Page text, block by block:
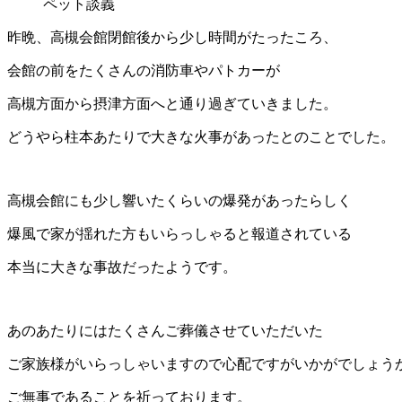
ペット談義
昨晩、高槻会館閉館後から少し時間がたったころ、
会館の前をたくさんの消防車やパトカーが
高槻方面から摂津方面へと通り過ぎていきました。
どうやら柱本あたりで大きな火事があったとのことでした。
高槻会館にも少し響いたくらいの爆発があったらしく
爆風で家が揺れた方もいらっしゃると報道されている
本当に大きな事故だったようです。
あのあたりにはたくさんご葬儀させていただいた
ご家族様がいらっしゃいますので心配ですがいかがでしょう
ご無事であることを祈っております。